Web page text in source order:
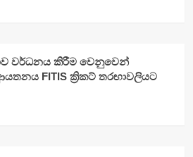
වර්ධනය කිරීම වෙනුවෙන්
FITIS ක්‍රිකට් තරඟාවලියට